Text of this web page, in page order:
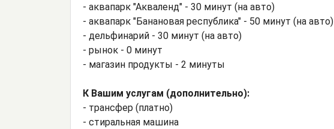
- аквапарк "Акваленд" - 30 минут (на авто)
- аквапарк "Банановая республика" - 50 минут (на авто)
- дельфинарий - 30 минут (на авто)
- рынок - 0 минут
- магазин продукты - 2 минуты
К Вашим услугам (дополнительно):
- трансфер (платно)
- стиральная машина